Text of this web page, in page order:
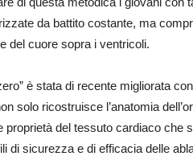
da battito costante, ma
del cuore sopra i ventricoli.
è stata di recente migliorata
solo ricostruisce l’anatomia
proprietà del tessuto cardiaco che
di sicurezza e di efficacia delle